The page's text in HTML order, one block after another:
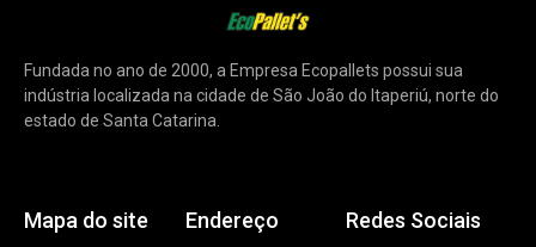
Fundada no ano de 2000, a Empresa Ecopallets possui sua
indústria localizada na cidade de São João do Itaperiú, norte do
estado de Santa Catarina.
Mapa do site Endereço Redes Sociais